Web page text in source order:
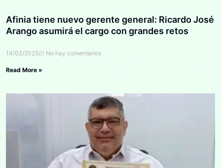
Afinia tiene nuevo gerente general: Ricardo José
Arango asumirá el cargo con grandes retos
14/02/2025 No hay comentarios
Read More »